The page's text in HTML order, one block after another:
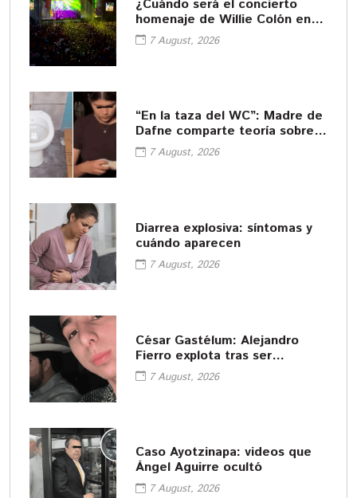
¿Cuándo será el concierto
homenaje de Willie Colón en
Iztapalapa?
7 August, 2026
“En la taza del WC”: Madre de
Dafne comparte teoría sobre
cómo murió su hija
7 August, 2026
Diarrea explosiva: síntomas y
cuándo aparecen
7 August, 2026
César Gastélum: Alejandro
Fierro explota tras ser
señalado cómplice del
asesinato
7 August, 2026
Caso Ayotzinapa: videos que
Ángel Aguirre ocultó
7 August, 2026